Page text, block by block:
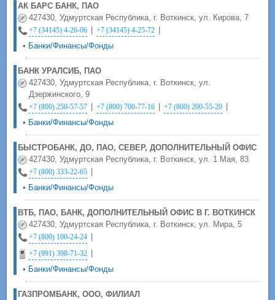
АК БАРС БАНК, ПАО
427430, Удмуртская Республика, г. Воткинск, ул. Кирова, 7
+7 (34145) 4-26-06 | +7 (34145) 4-25-72 |
• Банки/Финансы/Фонды
БАНК УРАЛСИБ, ПАО
427430, Удмуртская Республика, г. Воткинск, ул.
Дзержинского, 9
+7 (800) 250-57-57 | +7 (800) 700-77-16 | +7 (800) 200-55-20 |
• Банки/Финансы/Фонды
БЫСТРОБАНК, ДО, ПАО, СЕВЕР, ДОПОЛНИТЕЛЬНЫЙ ОФИС
427430, Удмуртская Республика, г. Воткинск, ул. 1 Мая, 83
+7 (800) 333-22-65 |
• Банки/Финансы/Фонды
ВТБ, ПАО, БАНК, ДОПОЛНИТЕЛЬНЫЙ ОФИС В Г. ВОТКИНСК
427430, Удмуртская Республика, г. Воткинск, ул. Мира, 5
+7 (800) 100-24-24 |
+7 (991) 398-71-32 |
• Банки/Финансы/Фонды
ГАЗПРОМБАНК, ООО, ФИЛИАЛ